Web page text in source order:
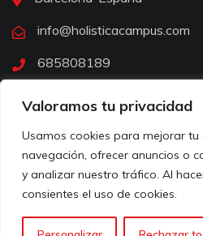
Valoramos tu privacidad
Usamos cookies para mejorar tu
navegación, ofrecer anuncios o
y analizar nuestro tráfico. Al
consientes el uso de cookies.
info@holisticacampus.com
685808189
© 2021 Holística. Todos los